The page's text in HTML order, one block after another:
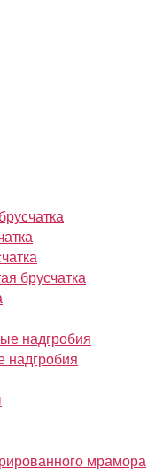
брусчатка
надгробия
надгробия
мрамора